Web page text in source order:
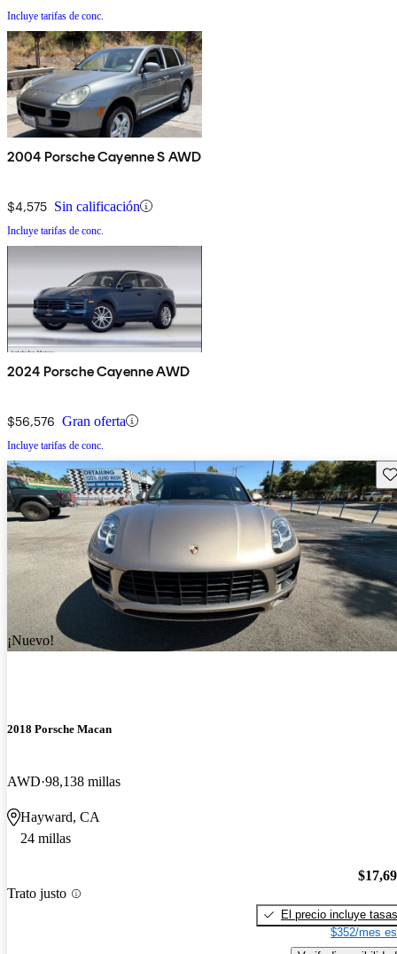
Incluye tarifas de conc.
2004 Porsche Cayenne S AWD
$4,575 Sin calificación
Incluye tarifas de conc.
2024 Porsche Cayenne AWD
$56,576 Gran oferta
Incluye tarifas de conc.
¡Nuevo!
2018 Porsche Macan
AWD 98,138 millas
Hayward, CA
24 millas
Trato justo
El precio incluye tasas
$352/mes